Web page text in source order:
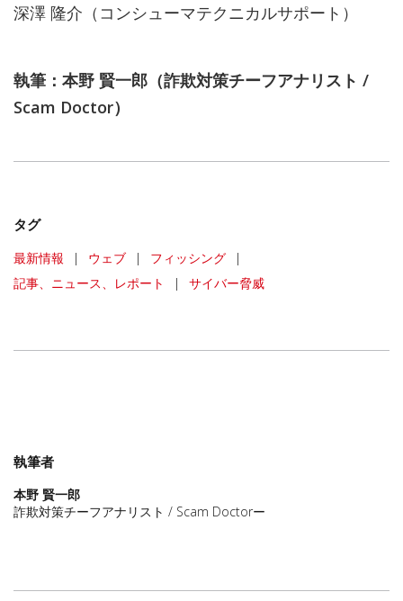
深澤 隆介（コンシューマテクニカルサポート）
執筆：本野 賢一郎（詐欺対策チーフアナリスト /
Scam Doctor）
タグ
最新情報 | ウェブ | フィッシング
|
記事、ニュース、レポート
| サイバー脅威
執筆者
本野 賢一郎
詐欺対策チーフアナリスト / Scam Doctorー